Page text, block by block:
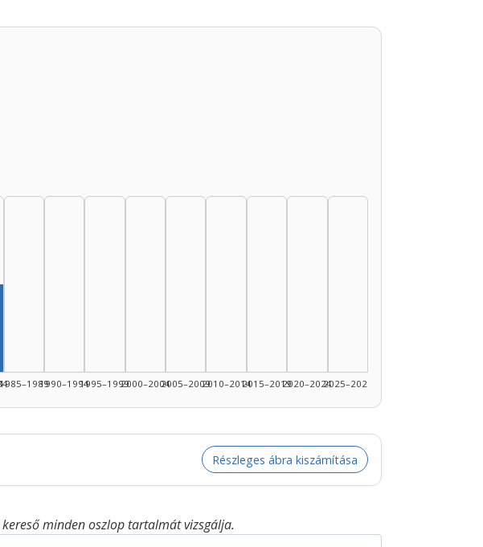
1990–19941995–19992000–20042005–20092010–20142015–20192020–20242025–2026
Részleges ábra kiszámítása
minden oszlop tartalmát vizsgálja.